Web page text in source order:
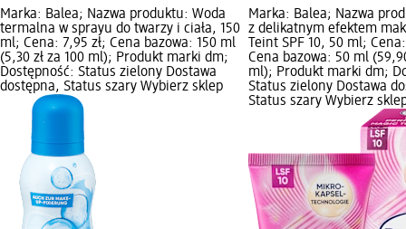
Marka: Balea; Nazwa produktu: Woda
termalna w sprayu do twarzy i ciała, 150
ml; Cena: 7,95 zł; Cena bazowa: 150 ml
(5,30 zł za 100 ml); Produkt marki dm;
Dostępność: Status zielony Dostawa
dostępna, Status szary Wybierz sklep
Marka: Balea; Nazwa
z delikatnym efektem
Teint SPF 10, 50 ml;
Cena bazowa: 50 ml
ml); Produkt marki dm;
Status zielony Dostawa
Status szary Wybierz